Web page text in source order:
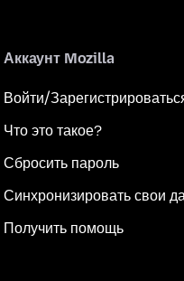
Аккаунт Mozilla
Войти/
Что это такое?
Сбросить пароль
Синхронизировать свои
Получить помощь